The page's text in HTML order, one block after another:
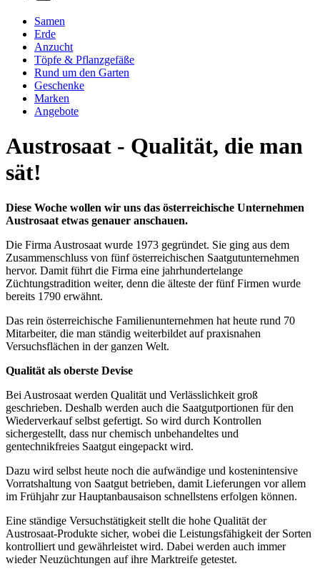
Samen
Erde
Anzucht
Töpfe & Pflanzgefäße
Rund um den Garten
Geschenke
Marken
Angebote
Austrosaat - Qualität, die man
sät!
Diese Woche wollen wir uns das österreichische Unternehmen
Austrosaat etwas genauer anschauen.
Die Firma Austrosaat wurde 1973 gegründet. Sie ging aus dem
Zusammenschluss von fünf österreichischen Saatgutunternehmen
hervor. Damit führt die Firma eine jahrhundertelange
Züchtungstradition weiter, denn die älteste der fünf Firmen wurde
bereits 1790 erwähnt.
Das rein österreichische Familienunternehmen hat heute rund 70
Mitarbeiter, die man ständig weiterbildet auf praxisnahen
Versuchsflächen in der ganzen Welt.
Qualität als oberste Devise
Bei Austrosaat werden Qualität und Verlässlichkeit groß
geschrieben. Deshalb werden auch die Saatgutportionen für den
Wiederverkauf selbst gefertigt. So wird durch Kontrollen
sichergestellt, dass nur chemisch unbehandeltes und
gentechnikfreies Saatgut eingepackt wird.
Dazu wird selbst heute noch die aufwändige und kostenintensive
Vorratshaltung von Saatgut betrieben, damit Lieferungen vor allem
im Frühjahr zur Hauptanbausaison schnellstens erfolgen können.
Eine ständige Versuchstätigkeit stellt die hohe Qualität der
Austrosaat-Produkte sicher, wobei die Leistungsfähigkeit der Sorten
kontrolliert und gewährleistet wird. Dabei werden auch immer
wieder Neuzüchtungen auf ihre Marktreife getestet.